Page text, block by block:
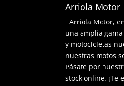
Arriola Motor
Arriola Motor,
una amplia
y motocicletas
nuestras motos
Pásate por
stock online. ¡Te